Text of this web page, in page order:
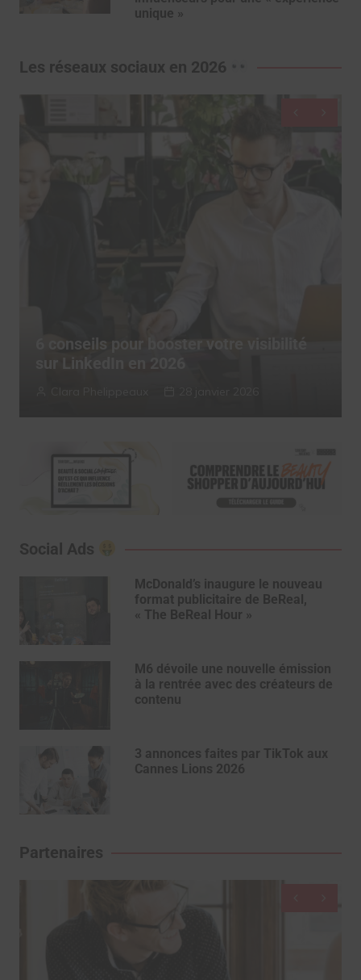
unique »
Les réseaux sociaux en 2026
publient sur les réseaux sociaux, depuis
2025
Social Ads
McDonald’s inaugure le nouveau
format publicitaire de BeReal,
« The BeReal Hour »
M6 dévoile une nouvelle émission
à la rentrée avec des créateurs de
contenu
3 annonces faites par TikTok aux
Cannes Lions 2026
Partenaires